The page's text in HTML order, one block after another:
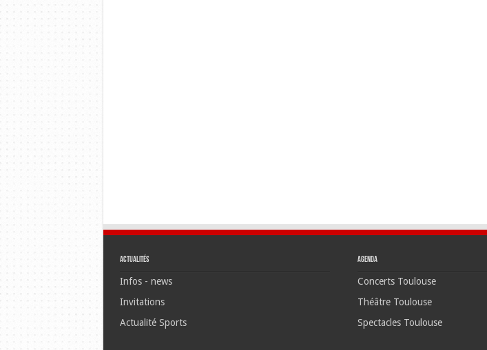
Actualités
Infos - news
Invitations
Actualité Sports
Agenda
Concerts Toulouse
Théâtre Toulouse
Spectacles Toulouse